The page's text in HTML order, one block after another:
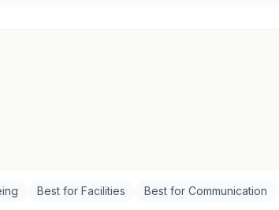
Best for Facilities Best for Communication